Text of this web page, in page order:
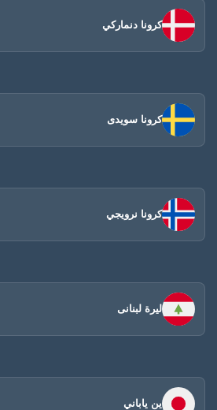
كرونا دنماركي
كرونا سويدى
كرونا نرويجي
ليرة لبنانى
ين ياباني